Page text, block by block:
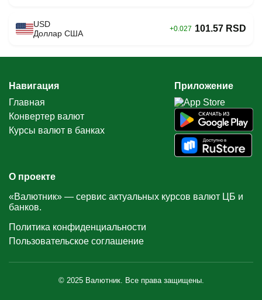
USD
Доллар США
+0.027 101.57 RSD
Навигация
Главная
Конвертер валют
Курсы валют в банках
Приложение
О проекте
«Валютник» — сервис актуальных курсов валют ЦБ и
банков.
Политика конфиденциальности
Пользовательское соглашение
© 2025 Валютник. Все права защищены.